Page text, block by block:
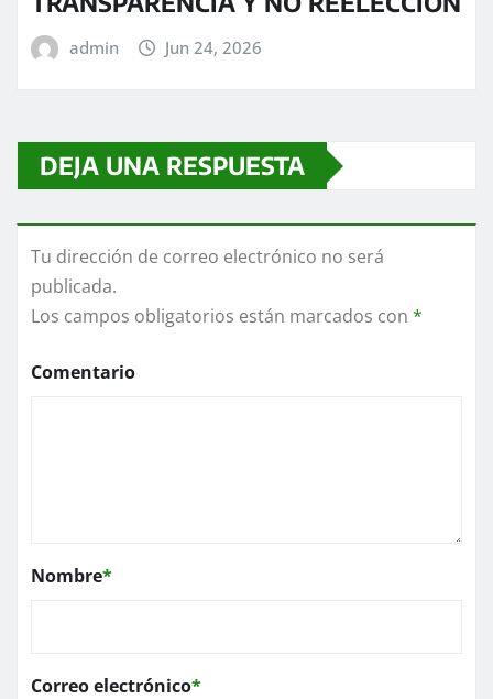
admin Jun 24, 2026
DEJA UNA RESPUESTA
Tu dirección de correo electrónico no será
publicada.
Los campos obligatorios están marcados con *
Comentario
Nombre*
Correo electrónico*